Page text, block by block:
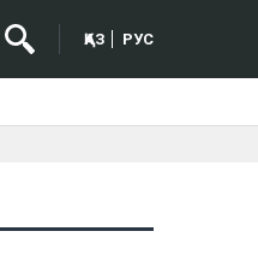
ҚАЗ РУС